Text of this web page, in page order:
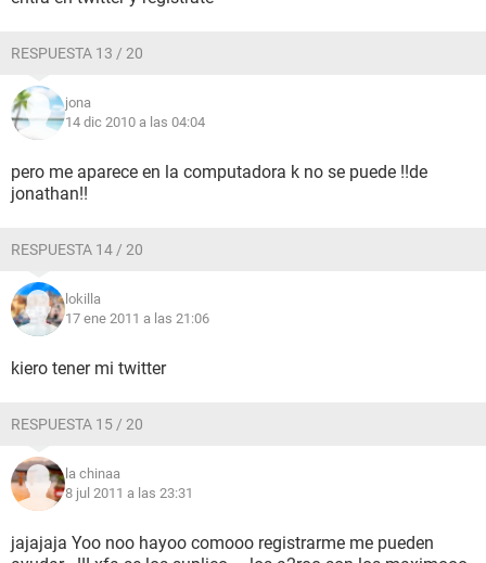
RESPUESTA 13 / 20
jona
14 dic 2010 a las 04:04
pero me aparece en la computadora k no se puede !!de
jonathan!!
RESPUESTA 14 / 20
lokilla
17 ene 2011 a las 21:06
kiero tener mi twitter
RESPUESTA 15 / 20
la chinaa
8 jul 2011 a las 23:31
jajajaja Yoo noo hayoo comooo registrarme me pueden